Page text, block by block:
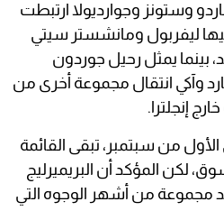
وستونز وجوارديولا ارتبطت
ليفربول ومانشستر سيتي
بينما يمثل رحيل جوردون
وآكي انتقال مجموعة أخرى من
إنجلترا.
الأول من سبتمبر، تبقى القائمة
لكن المؤكد أن البريميرليج
مجموعة من أشهر الوجوه التي